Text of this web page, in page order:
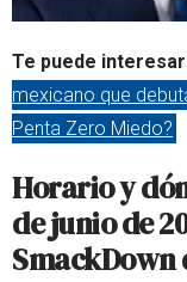
Te puede
mexicano que
Penta Zero Miedo?
Horario y
de junio de
SmackDown